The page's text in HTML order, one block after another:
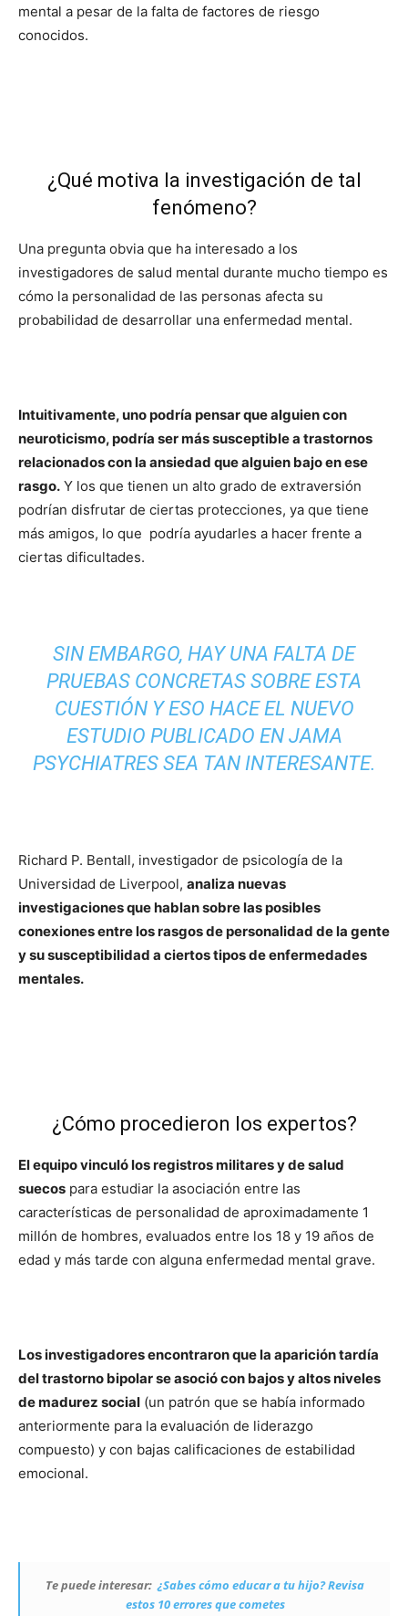
mental a pesar de la falta de factores de riesgo
conocidos.
¿Qué motiva la investigación de tal
fenómeno?
Una pregunta obvia que ha interesado a los
investigadores de salud mental durante mucho tiempo es
cómo la personalidad de las personas afecta su
probabilidad de desarrollar una enfermedad mental.
Intuitivamente, uno podría pensar que alguien con
neuroticismo, podría ser más susceptible a trastornos
relacionados con la ansiedad que alguien bajo en ese
rasgo. Y los que tienen un alto grado de extraversión
podrían disfrutar de ciertas protecciones, ya que tiene
más amigos, lo que podría ayudarles a hacer frente a
ciertas dificultades.
SIN EMBARGO, HAY UNA FALTA DE
PRUEBAS CONCRETAS SOBRE ESTA
CUESTIÓN Y ESO HACE EL NUEVO
ESTUDIO PUBLICADO EN JAMA
PSYCHIATRES SEA TAN INTERESANTE.
Richard P. Bentall, investigador de psicología de la
Universidad de Liverpool, analiza nuevas
investigaciones que hablan sobre las posibles
conexiones entre los rasgos de personalidad de la gente
y su susceptibilidad a ciertos tipos de enfermedades
mentales.
¿Cómo procedieron los expertos?
El equipo vinculó los registros militares y de salud
suecos para estudiar la asociación entre las
características de personalidad de aproximadamente 1
millón de hombres, evaluados entre los 18 y 19 años de
edad y más tarde con alguna enfermedad mental grave.
Los investigadores encontraron que la aparición tardía
del trastorno bipolar se asoció con bajos y altos niveles
de madurez social (un patrón que se había informado
anteriormente para la evaluación de liderazgo
compuesto) y con bajas calificaciones de estabilidad
emocional.
Te puede interesar:¿Sabes cómo educar a tu hijo? Revisa
estos 10 errores que cometes